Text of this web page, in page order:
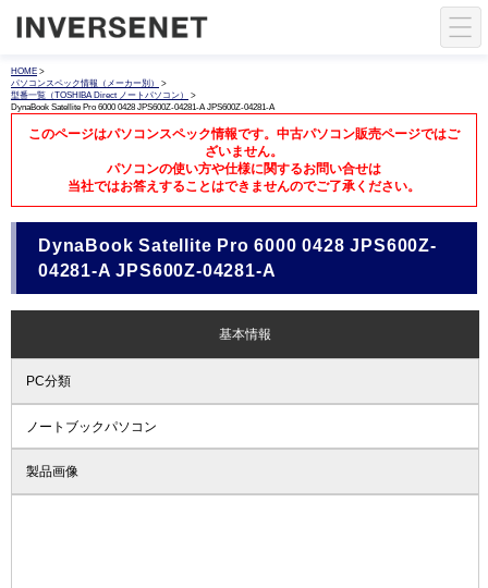
HOME >
パソコンスペック情報（メーカー別）
>
型番一覧（TOSHIBA Direct ノートパソコン）
>
DynaBook Satellite Pro 6000 0428 JPS600Z-04281-A JPS600Z-04281-A
このページはパソコンスペック情報です。中古パソコン販売ページではご
ざいません。
パソコンの使い方や仕様に関するお問い合せは
当社ではお答えすることはできませんのでご了承ください。
DynaBook Satellite Pro 6000 0428 JPS600Z-
04281-A JPS600Z-04281-A
基本情報
PC分類
ノートブックパソコン
製品画像